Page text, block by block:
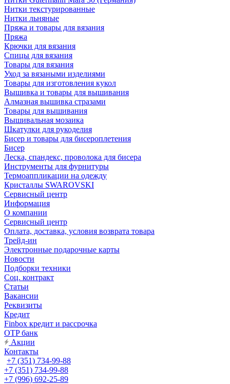
Нитки текстурированные
Нитки льняные
Пряжа и товары для вязания
Пряжа
Крючки для вязания
Спицы для вязания
Товары для вязания
Уход за вязаными изделиями
Товары для изготовления кукол
Вышивка и товары для вышивания
Алмазная вышивка стразами
Товары для вышивания
Вышивальная мозаика
Шкатулки для рукоделия
Бисер и товары для бисероплетения
Бисер
Леска, спандекс, проволока для бисера
Инструменты для фурнитуры
Термоаппликации на одежду
Кристаллы SWAROVSKI
Сервисный центр
Информация
О компании
Сервисный центр
Оплата, доставка, условия возврата товара
Трейд-ин
Электронные подарочные карты
Новости
Подборки техники
Соц. контракт
Статьи
Вакансии
Реквизиты
Кредит
Finbox кредит и рассрочка
OTP банк
Акции
Контакты
+7 (351) 734-99-88
+7 (351) 734-99-88
+7 (996) 692-25-89